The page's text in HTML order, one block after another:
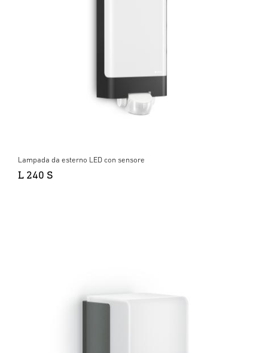
Lampada da esterno LED con sensore
L 240 S